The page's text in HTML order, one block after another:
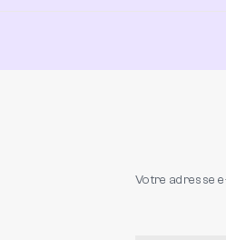
Votre adresse